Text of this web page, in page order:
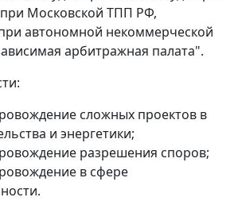
Московской ТПП РФ,
автономной некоммерческой
арбитражная палата".
сложных проектов в
и энергетики;
разрешения споров;
в сфере